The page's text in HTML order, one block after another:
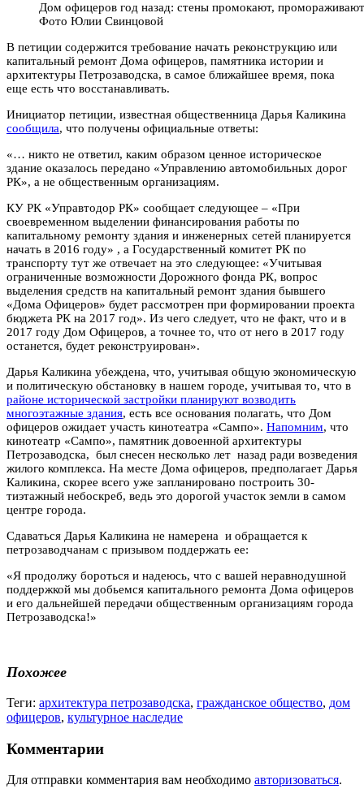
Дом офицеров год назад: стены промокают,
Фото Юлии Свинцовой
В петиции содержится требование начать реконструкцию или
капитальный ремонт Дома офицеров, памятника истории и
архитектуры Петрозаводска, в самое ближайшее время, пока
еще есть что восстанавливать.
Инициатор петиции, известная общественница Дарья Каликина
сообщила, что получены официальные ответы:
«… никто не ответил, каким образом ценное историческое
здание оказалось передано «Управлению автомобильных дорог
РК», а не общественным организациям.
КУ РК «Управтодор РК» сообщает следующее – «При
своевременном выделении финансирования работы по
капитальному ремонту здания и инженерных сетей планируется
начать в 2016 году» , а Государственный комитет РК по
транспорту тут же отвечает на это следующее: «Учитывая
ограниченные возможности Дорожного фонда РК, вопрос
выделения средств на капитальный ремонт здания бывшего
«Дома Офицеров» будет рассмотрен при формировании проекта
бюджета РК на 2017 год». Из чего следует, что не факт, что и в
2017 году Дом Офицеров, а точнее то, что от него в 2017 году
останется, будет реконструирован».
Дарья Каликина убеждена, что, учитывая общую экономическую
и политическую обстановку в нашем городе, учитывая то, что в
районе исторической застройки планируют возводить
многоэтажные здания, есть все основания полагать, что Дом
офицеров ожидает участь кинотеатра «Сампо». Напомним, что
кинотеатр «Сампо», памятник довоенной архитектуры
Петрозаводска, был снесен несколько лет назад ради возведения
жилого комплекса. На месте Дома офицеров, предполагает Дарья
Каликина, скорее всего уже запланировано построить 30-
тиэтажный небоскреб, ведь это дорогой участок земли в самом
центре города.
Сдаваться Дарья Каликина не намерена и обращается к
петрозаводчанам с призывом поддержать ее:
«Я продолжу бороться и надеюсь, что с вашей неравнодушной
поддержкой мы добьемся капитального ремонта Дома офицеров
и его дальнейшей передачи общественным организациям города
Петрозаводска!»
Похожее
Теги: архитектура петрозаводска, гражданское общество, дом
офицеров, культурное наследие
Комментарии
Для отправки комментария вам необходимо авторизоваться.